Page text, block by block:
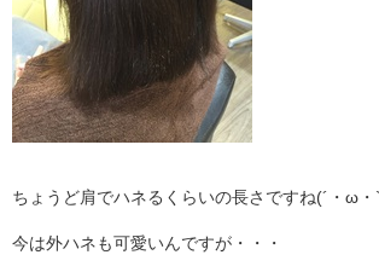
ちょうど肩でハネるくらいの長さですね(´・ω・
今は外ハネも可愛いんですが・・・